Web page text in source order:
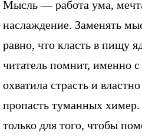
Мысль — работа ума,
наслаждение. Заменять
равно, что класть в пищу
читатель помнит, именно
охватила страсть и
пропасть туманных
только для того, чтобы